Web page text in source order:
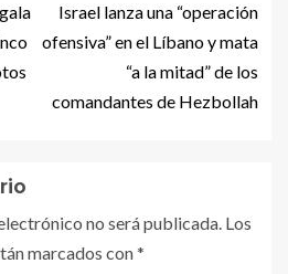
Israel lanza una “operación
ofensiva” en el Líbano y mata
“a la mitad” de los
comandantes de Hezbollah
no será publicada. Los
marcados con*